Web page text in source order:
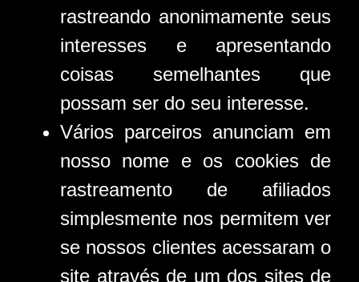
rastreando anonimamente seus
interesses e apresentando
coisas semelhantes que
possam ser do seu interesse.
Vários parceiros anunciam em
nosso nome e os cookies de
rastreamento de afiliados
simplesmente nos permitem ver
se nossos clientes acessaram o
site através de um dos sites de